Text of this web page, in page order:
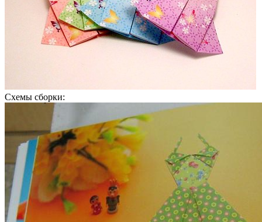
Схемы сборки: